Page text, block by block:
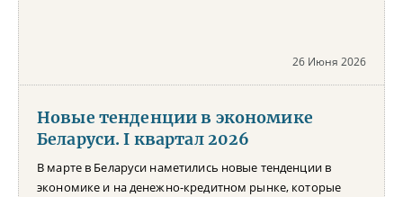
26 Июня 2026
Новые тенденции в экономике
Беларуси. I квартал 2026
В марте в Беларуси наметились новые тенденции в
экономике и на денежно-кредитном рынке, которые